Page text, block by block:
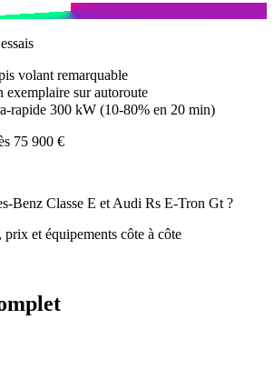
essais
volant remarquable
exemplaire sur autoroute
rapide 300 kW (10-80% en 20 min)
75 900 €
Benz Classe E et Audi Rs E-Tron Gt ?
prix et équipements côte à côte